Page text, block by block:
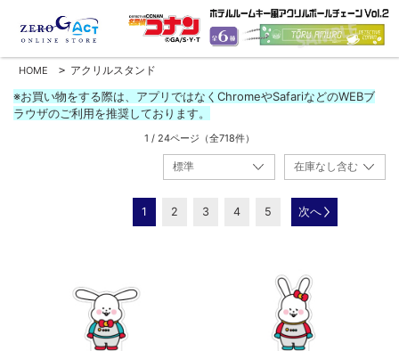
HOME > アクリルスタンド
※お買い物をする際は、アプリではなくChromeやSafariなどのWEBブ
ラウザのご利用を推奨しております。
1 / 24ページ （全718件）
1 2 3 4 5 次へ